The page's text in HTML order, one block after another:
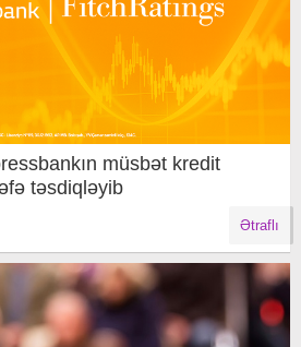
müsbət kredit
təsdiqləyib
Ətraflı